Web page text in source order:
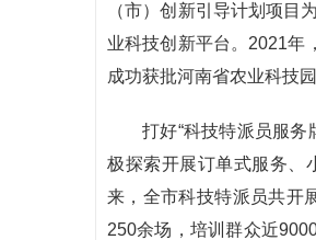
（市）创新引导计划项目
业科技创新平台。2021年
成功获批河南省农业科技
打好“科技特派员服
极探索开展订单式服务、
来，全市科技特派员共开
250余场，培训群众近